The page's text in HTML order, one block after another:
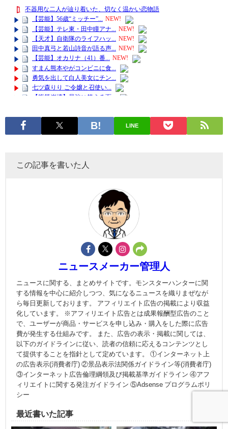
LINE
この記事を書いた人
ニュースメーカー管理人
ニュースに関する、まとめサイトです。モンスターハンターに関
する情報を中心に紹介しつつ、気になるニュースを織りまぜなが
ら毎日更新しております。 アフィリエイト広告の掲載により収益
化しています。 ※アフィリエイト広告とは成果報酬型広告のこと
で、ユーザーが商品・サービスを申し込み・購入をした際に広告
費が発生する仕組みです。 また、広告の表示・掲載に関しては、
以下のガイドラインに従い、読者の信頼に応えるコンテンツとし
て提供することを指針として定めています。 ①インターネット上
の広告表示(消費者庁) ②景品表示法関係ガイドライン等(消費者庁)
③インターネット広告倫理綱領及び掲載基準ガイドライン ④アフ
ィリエイトに関する発注ガイドライン ⑤Adsense プログラムポリ
シー
最近書いた記事